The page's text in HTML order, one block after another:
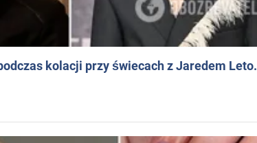
kolacji przy świecach z Jaredem Leto.